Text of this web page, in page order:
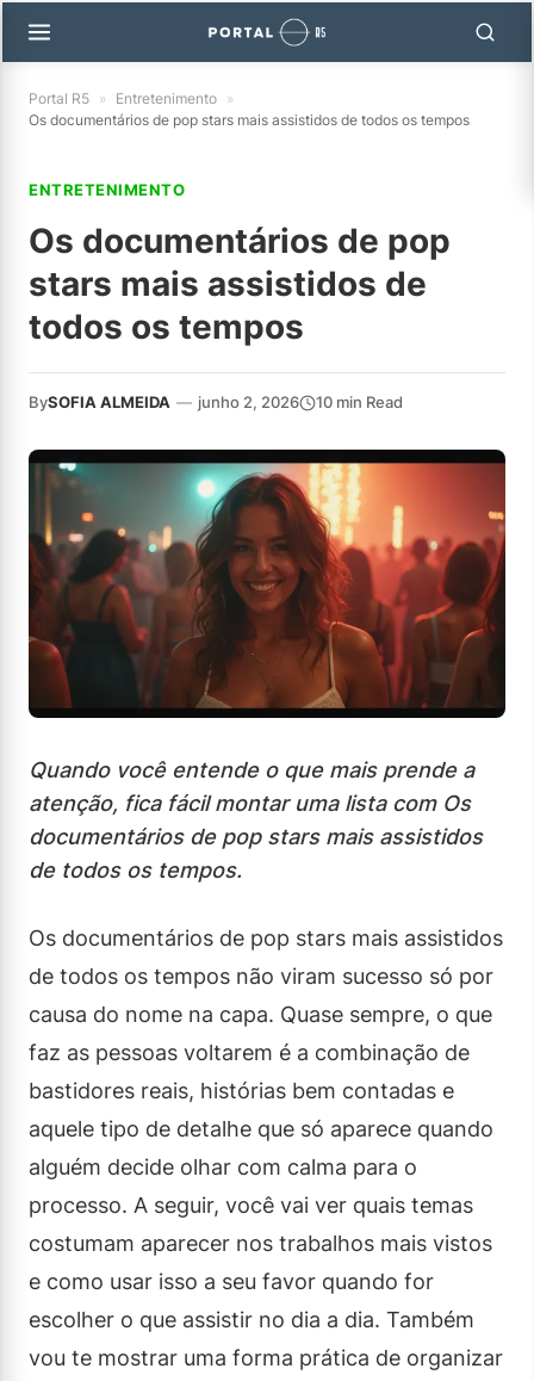
Portal R5 » Entretenimento »
Os documentários de pop stars mais assistidos de todos os tempos
ENTRETENIMENTO
Os documentários de pop
stars mais assistidos de
todos os tempos
BySOFIA ALMEIDA — junho 2, 2026 10 min Read
Quando você entende o que mais prende a
atenção, fica fácil montar uma lista com Os
documentários de pop stars mais assistidos
de todos os tempos.
Os documentários de pop stars mais assistidos
de todos os tempos não viram sucesso só por
causa do nome na capa. Quase sempre, o que
faz as pessoas voltarem é a combinação de
bastidores reais, histórias bem contadas e
aquele tipo de detalhe que só aparece quando
alguém decide olhar com calma para o
processo. A seguir, você vai ver quais temas
costumam aparecer nos trabalhos mais vistos
e como usar isso a seu favor quando for
escolher o que assistir no dia a dia. Também
vou te mostrar uma forma prática de organizar